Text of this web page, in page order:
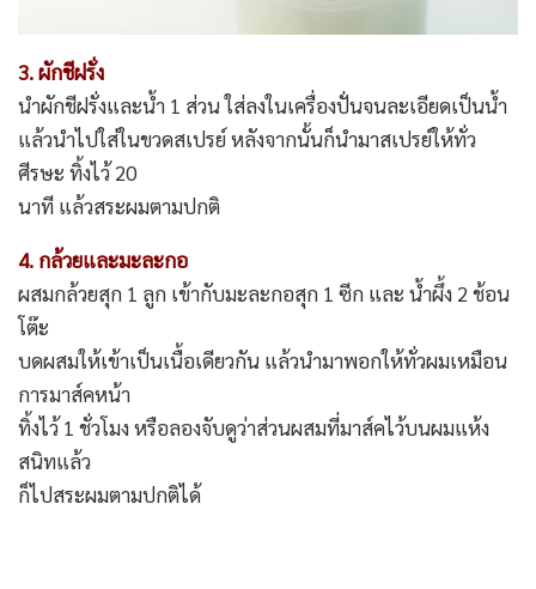
3. ผักชีฝรั่ง
นำผักชีฝรั่งและน้ำ 1 ส่วน ใส่ลงในเครื่องปั่นจนละเอียดเป็นน้ำ
แล้วนำไปใส่ในขวดสเปรย์ หลังจากนั้นก็นำมาสเปรย์ให้ทั่ว
ศีรษะ ทิ้งไว้ 20
นาที แล้วสระผมตามปกติ
4. กล้วยและมะละกอ
ผสมกล้วยสุก 1 ลูก เข้ากับมะละกอสุก 1 ซีก และ น้ำผึ้ง 2 ช้อน
โต๊ะ
บดผสมให้เข้าเป็นเนื้อเดียวกัน แล้วนำมาพอกให้ทั่วผมเหมือน
การมาส์คหน้า
ทิ้งไว้ 1 ชั่วโมง หรือลองจับดูว่าส่วนผสมที่มาส์คไว้บนผมแห้ง
สนิทแล้ว
ก็ไปสระผมตามปกติได้